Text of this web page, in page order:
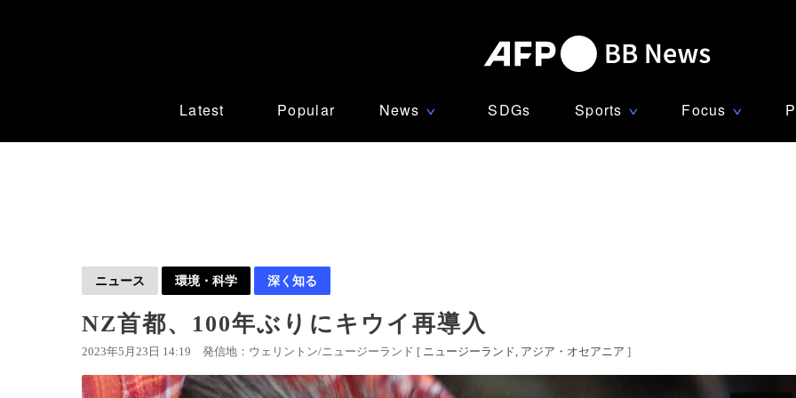
Latest Popular News ∨ SDGs Sports ∨ Focus ∨
ニュース 環境・科学 深く知る
NZ首都、100年ぶりにキウイ再導入
2023年5月23日 14:19 発信地：ウェリントン/ニュージーランド [ ニュージーランド アジア・オセアニア ]